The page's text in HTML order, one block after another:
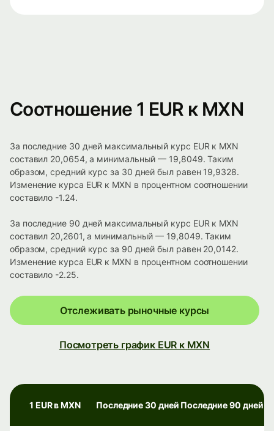
Соотношение 1 EUR к MXN
За последние 30 дней максимальный курс EUR к MXN
составил 20,0654, а минимальный — 19,8049. Таким
образом, средний курс за 30 дней был равен 19,9328.
Изменение курса EUR к MXN в процентном соотношении
составило -1.24.
За последние 90 дней максимальный курс EUR к MXN
составил 20,2601, а минимальный — 19,8049. Таким
образом, средний курс за 90 дней был равен 20,0142.
Изменение курса EUR к MXN в процентном соотношении
составило -2.25.
Отслеживать рыночные курсы
Посмотреть график EUR к MXN
1 EUR в MXN Последние 30 дней Последние 90 дней